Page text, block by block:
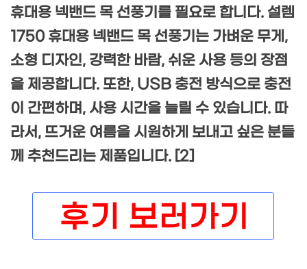
휴대용 넥밴드 목 선풍기를 필요로 합니다. 설렘
1750 휴대용 넥밴드 목 선풍기는 가벼운 무게,
소형 디자인, 강력한 바람, 쉬운 사용 등의 장점
을 제공합니다. 또한, USB 충전 방식으로 충전
이 간편하며, 사용 시간을 늘릴 수 있습니다. 따
라서, 뜨거운 여름을 시원하게 보내고 싶은 분들
께 추천드리는 제품입니다. [2]